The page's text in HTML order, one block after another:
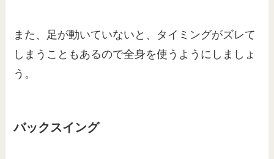
また、足が動いていないと、タイミングがズレて
しまうこともあるので全身を使うようにしましょ
う。
バックスイング